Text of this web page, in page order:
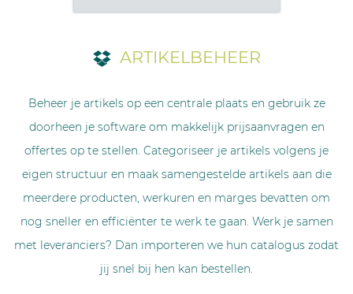
ARTIKELBEHEER
Beheer je artikels op een centrale plaats en gebruik ze
doorheen je software om makkelijk prijsaanvragen en
offertes op te stellen. Categoriseer je artikels volgens je
eigen structuur en maak samengestelde artikels aan die
meerdere producten, werkuren en marges bevatten om
nog sneller en efficiënter te werk te gaan. Werk je samen
met leveranciers? Dan importeren we hun catalogus zodat
jij snel bij hen kan bestellen.